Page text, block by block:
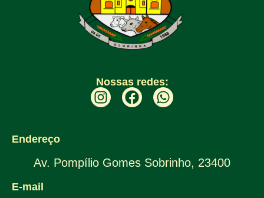
Nossas redes:
Endereço
Av. Pompílio Gomes Sobrinho, 23400
E-mail